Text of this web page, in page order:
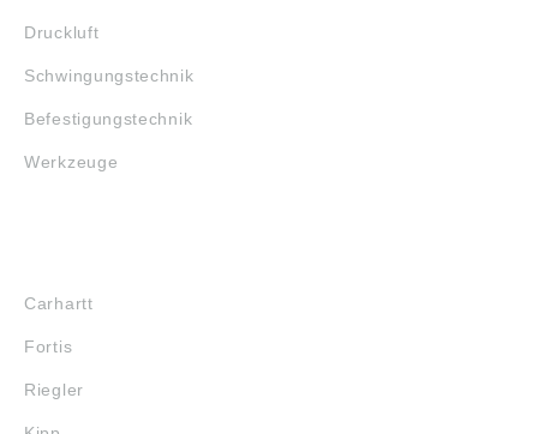
Druckluft
Schwingungstechnik
Befestigungstechnik
Werkzeuge
Carhartt
Fortis
Riegler